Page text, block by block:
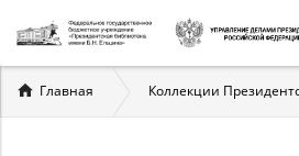
Вы
здесь
Главная Коллекции